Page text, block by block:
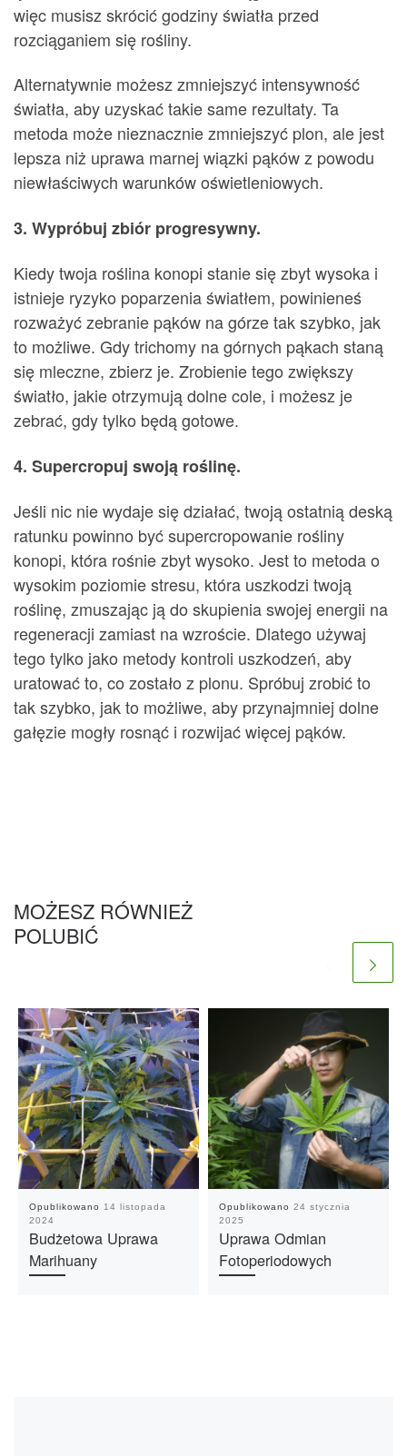
więc musisz skrócić godziny światła przed
rozciąganiem się rośliny.
Alternatywnie możesz zmniejszyć intensywność
światła, aby uzyskać takie same rezultaty. Ta
metoda może nieznacznie zmniejszyć plon, ale jest
lepsza niż uprawa marnej wiązki pąków z powodu
niewłaściwych warunków oświetleniowych.
3. Wypróbuj zbiór progresywny.
Kiedy twoja roślina konopi stanie się zbyt wysoka i
istnieje ryzyko poparzenia światłem, powinieneś
rozważyć zebranie pąków na górze tak szybko, jak
to możliwe. Gdy trichomy na górnych pąkach staną
się mleczne, zbierz je. Zrobienie tego zwiększy
światło, jakie otrzymują dolne cole, i możesz je
zebrać, gdy tylko będą gotowe.
4. Supercropuj swoją roślinę.
Jeśli nic nie wydaje się działać, twoją ostatnią deską
ratunku powinno być supercropowanie rośliny
konopi, która rośnie zbyt wysoko. Jest to metoda o
wysokim poziomie stresu, która uszkodzi twoją
roślinę, zmuszając ją do skupienia swojej energii na
regeneracji zamiast na wzroście. Dlatego używaj
tego tylko jako metody kontroli uszkodzeń, aby
uratować to, co zostało z plonu. Spróbuj zrobić to
tak szybko, jak to możliwe, aby przynajmniej dolne
gałęzie mogły rosnąć i rozwijać więcej pąków.
MOŻESZ RÓWNIEŻ
POLUBIĆ
Opublikowano
14 listopada
2024
Budżetowa Uprawa
Marihuany
Opublikowano 24 stycznia
2025
Uprawa Odmian
Fotoperiodowych